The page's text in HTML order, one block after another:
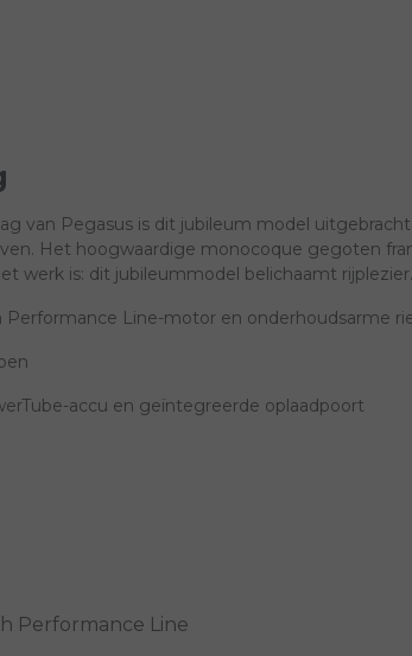
van Pegasus is dit jubileum model
Het hoogwaardige monocoque gegoten
werk is: dit jubileummodel belichaamt
Line-motor en onderhoudsarme
accu en geïntegreerde oplaadpoort
Performance Line